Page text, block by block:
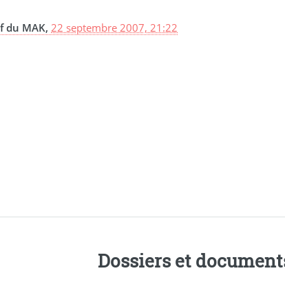
du MAK,22 septembre 2007, 21:22
Dossiers et